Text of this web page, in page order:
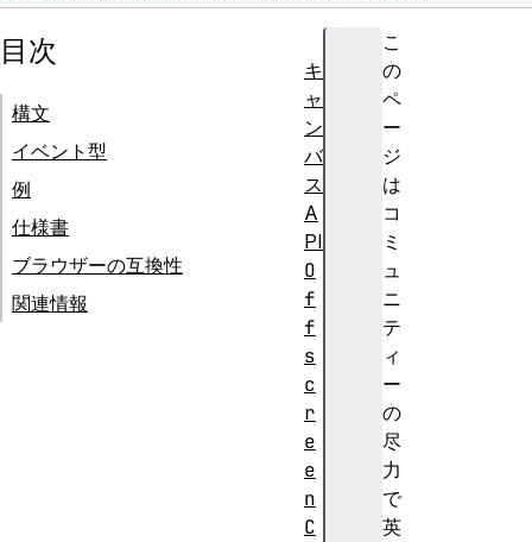
こ
の
ペ
ー
ジ
は
コ
ミ
ュ
ニ
テ
ィ
ー
の
尽
力
で
英
目次
構文
イベント型
例
仕様書
ブラウザーの互換性
関連情報
キ
ャ
ン
バ
ス
A
PI
O
f
f
s
c
r
e
e
n
C